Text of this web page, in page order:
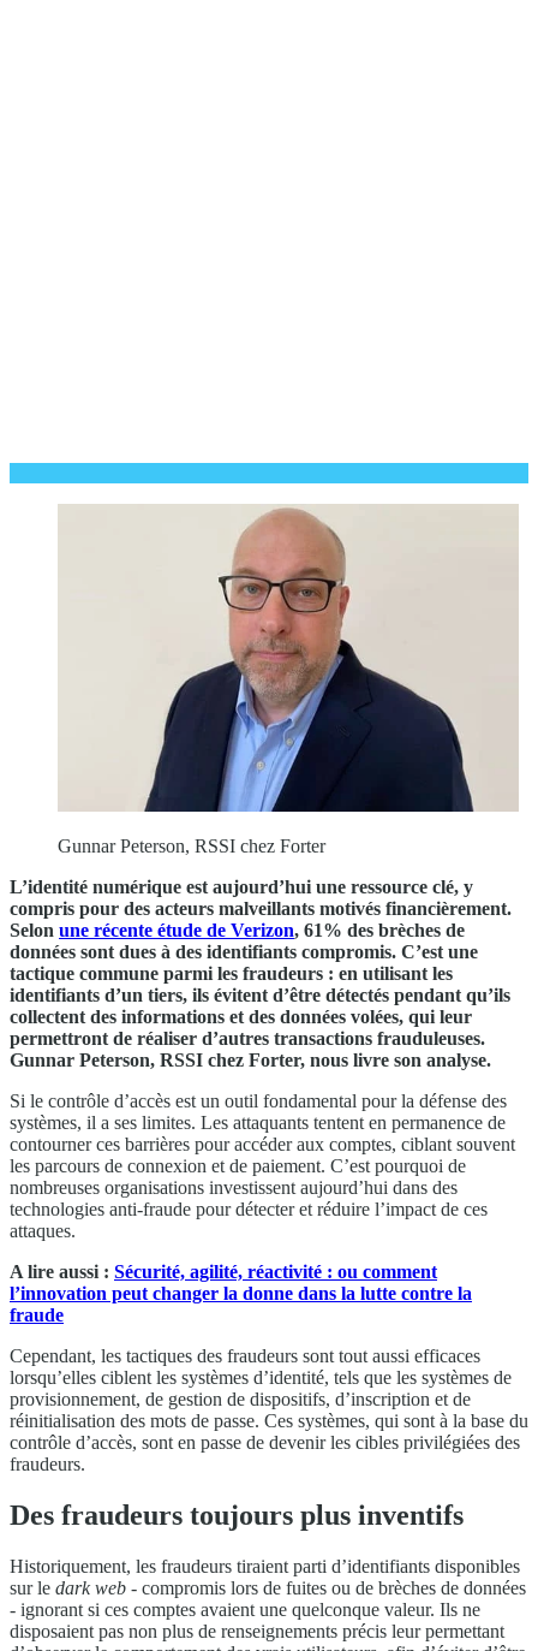
Gunnar Peterson, RSSI chez Forter
L’identité numérique est aujourd’hui une ressource clé, y
compris pour des acteurs malveillants motivés financièrement.
Selon une récente étude de Verizon, 61% des brèches de
données sont dues à des identifiants compromis. C’est une
tactique commune parmi les fraudeurs : en utilisant les
identifiants d’un tiers, ils évitent d’être détectés pendant qu’ils
collectent des informations et des données volées, qui leur
permettront de réaliser d’autres transactions frauduleuses.
Gunnar Peterson, RSSI chez Forter, nous livre son analyse.
Si le contrôle d’accès est un outil fondamental pour la défense des
systèmes, il a ses limites. Les attaquants tentent en permanence de
contourner ces barrières pour accéder aux comptes, ciblant souvent
les parcours de connexion et de paiement. C’est pourquoi de
nombreuses organisations investissent aujourd’hui dans des
technologies anti-fraude pour détecter et réduire l’impact de ces
attaques.
A lire aussi : Sécurité, agilité, réactivité : ou comment
l’innovation peut changer la donne dans la lutte contre la
fraude
Cependant, les tactiques des fraudeurs sont tout aussi efficaces
lorsqu’elles ciblent les systèmes d’identité, tels que les systèmes de
provisionnement, de gestion de dispositifs, d’inscription et de
réinitialisation des mots de passe. Ces systèmes, qui sont à la base du
contrôle d’accès, sont en passe de devenir les cibles privilégiées des
fraudeurs.
Des fraudeurs toujours plus inventifs
Historiquement, les fraudeurs tiraient parti d’identifiants disponibles
sur le dark web - compromis lors de fuites ou de brèches de données
- ignorant si ces comptes avaient une quelconque valeur. Ils ne
disposaient pas non plus de renseignements précis leur permettant